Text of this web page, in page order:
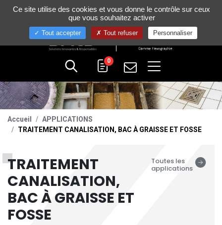
+33 (0)4 75 58 80 10
0
Accueil
APPLICATIONS
TRAITEMENT CANALISATION, BAC À GRAISSE ET FOSSE
TRAITEMENT
CANALISATION,
BAC À GRAISSE ET
FOSSE
Toutes les
applications
Gestion de vos préférences sur les cookies
Ce site utilise des cookies et vous donne le contrôle sur ceux
que vous souhaitez activer
Tout accepter Tout refuser Personnaliser